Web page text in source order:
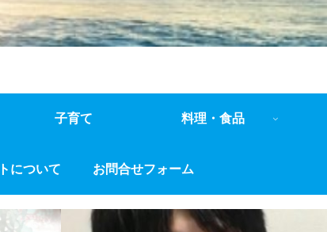
子育て 料理・食品
について お問合せフォーム